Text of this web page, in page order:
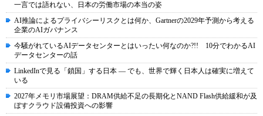
一言では語れない、日本の労働市場の本当の姿
AI推論によるプライバシーリスクとは何か、Gartnerの2029年予測から考える
企業のAIガバナンス
今騒がれているAIデータセンターとはいったい何なのか?!! 10分でわかるAI
データセンターの話
LinkedInで見る「鎖国」する日本 ― でも、世界で輝く日本人は確実に増えて
いる
2027年メモリ市場展望：DRAM供給不足の長期化とNAND Flash供給緩和が及
ぼすクラウド設備投資への影響